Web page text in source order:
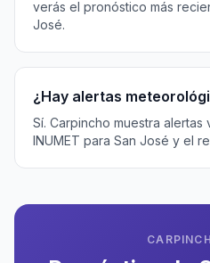
verás el pronóstico más
José.
¿Hay alertas
Sí. Carpincho muestra
INUMET para San José y el